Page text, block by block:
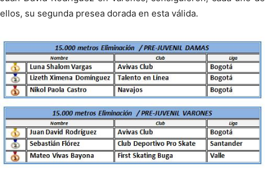
ellos, su segunda presea dorada en esta válida.